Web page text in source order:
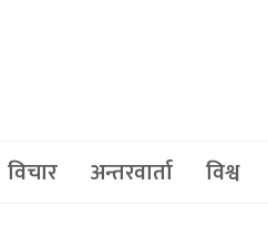
विचार अन्तरवार्ता विश्व